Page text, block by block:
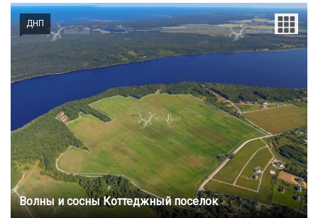
ДНП
Волны и сосны Коттеджный поселок